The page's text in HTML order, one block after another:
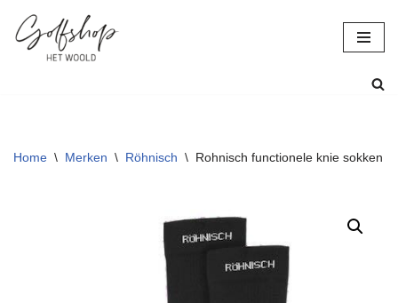
Ga
Home \ Merken \ Röhnisch \ Rohnisch functionele knie sokken